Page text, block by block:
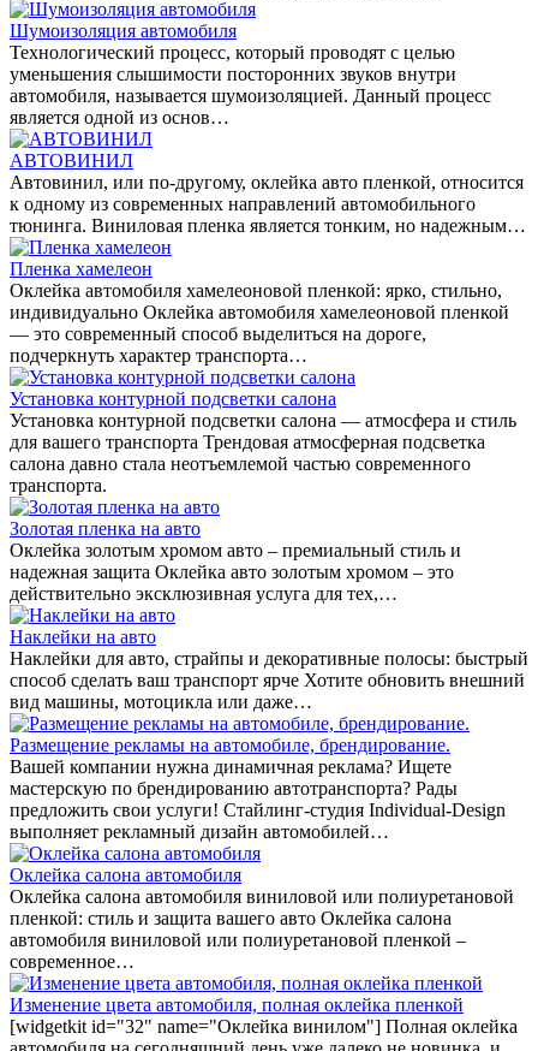
Шумоизоляция автомобиля
Технологический процесс, который проводят с целью
уменьшения слышимости посторонних звуков внутри
автомобиля, называется шумоизоляцией. Данный процесс
является одной из основ…
АВТОВИНИЛ
Автовинил, или по-другому, оклейка авто пленкой, относится
к одному из современных направлений автомобильного
тюнинга. Виниловая пленка является тонким, но надежным…
Пленка хамелеон
Оклейка автомобиля хамелеоновой пленкой: ярко, стильно,
индивидуально Оклейка автомобиля хамелеоновой пленкой
— это современный способ выделиться на дороге,
подчеркнуть характер транспорта…
Установка контурной подсветки салона
Установка контурной подсветки салона — атмосфера и стиль
для вашего транспорта Трендовая атмосферная подсветка
салона давно стала неотъемлемой частью современного
транспорта.
Золотая пленка на авто
Оклейка золотым хромом авто – премиальный стиль и
надежная защита Оклейка авто золотым хромом – это
действительно эксклюзивная услуга для тех,…
Наклейки на авто
Наклейки для авто, страйпы и декоративные полосы: быстрый
способ сделать ваш транспорт ярче Хотите обновить внешний
вид машины, мотоцикла или даже…
Размещение рекламы на автомобиле, брендирование.
Вашей компании нужна динамичная реклама? Ищете
мастерскую по брендированию автотранспорта? Рады
предложить свои услуги! Стайлинг-студия Individual-Design
выполняет рекламный дизайн автомобилей…
Оклейка салона автомобиля
Оклейка салона автомобиля виниловой или полиуретановой
пленкой: стиль и защита вашего авто Оклейка салона
автомобиля виниловой или полиуретановой пленкой –
современное…
Изменение цвета автомобиля, полная оклейка пленкой
[widgetkit id="32" name="Оклейка винилом"] Полная оклейка